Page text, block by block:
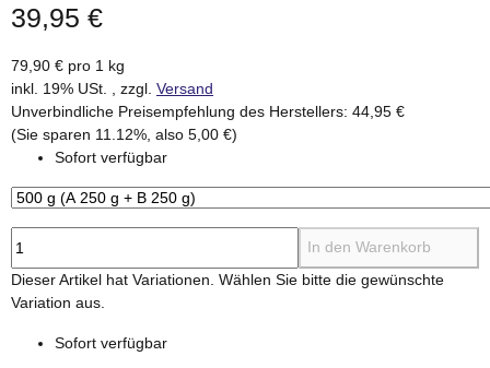
39,95 €
79,90 € pro 1 kg
inkl. 19% USt. , zzgl. Versand
Unverbindliche Preisempfehlung des Herstellers: 44,95 €
(Sie sparen 11.12%, also 5,00 €)
Sofort verfügbar
In den Warenkorb
x
Dieser Artikel hat Variationen. Wählen Sie bitte die gewünschte
Variation aus.
Sofort verfügbar